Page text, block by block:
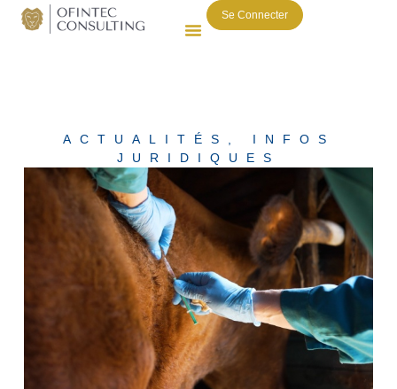
Se Connecter
ACTUALITÉS
INFOS
JURIDIQUES